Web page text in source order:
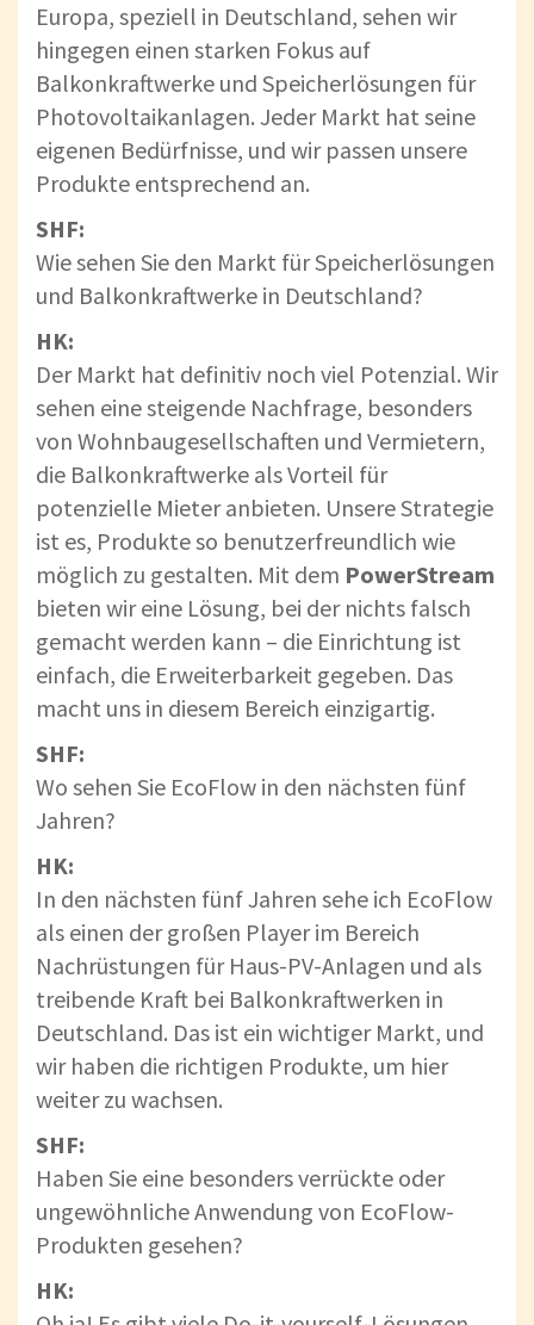
Europa, speziell in Deutschland, sehen wir
hingegen einen starken Fokus auf
Balkonkraftwerke und Speicherlösungen für
Photovoltaikanlagen. Jeder Markt hat seine
eigenen Bedürfnisse, und wir passen unsere
Produkte entsprechend an.
SHF:
Wie sehen Sie den Markt für Speicherlösungen
und Balkonkraftwerke in Deutschland?
HK:
Der Markt hat definitiv noch viel Potenzial. Wir
sehen eine steigende Nachfrage, besonders
von Wohnbaugesellschaften und Vermietern,
die Balkonkraftwerke als Vorteil für
potenzielle Mieter anbieten. Unsere Strategie
ist es, Produkte so benutzerfreundlich wie
möglich zu gestalten. Mit dem PowerStream
bieten wir eine Lösung, bei der nichts falsch
gemacht werden kann – die Einrichtung ist
einfach, die Erweiterbarkeit gegeben. Das
macht uns in diesem Bereich einzigartig.
SHF:
Wo sehen Sie EcoFlow in den nächsten fünf
Jahren?
HK:
In den nächsten fünf Jahren sehe ich EcoFlow
als einen der großen Player im Bereich
Nachrüstungen für Haus-PV-Anlagen und als
treibende Kraft bei Balkonkraftwerken in
Deutschland. Das ist ein wichtiger Markt, und
wir haben die richtigen Produkte, um hier
weiter zu wachsen.
SHF:
Haben Sie eine besonders verrückte oder
ungewöhnliche Anwendung von EcoFlow-
Produkten gesehen?
HK: